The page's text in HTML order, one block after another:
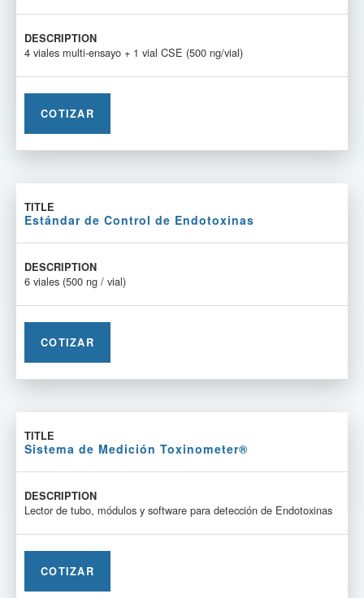
4 viales multi-ensayo + 1 vial CSE (500 ng/vial)
COTIZAR
Estándar de Control de Endotoxinas
6 viales (500 ng / vial)
COTIZAR
Sistema de Medición Toxinometer®
Lector de tubo, módulos y software para detección de Endotoxinas
COTIZAR